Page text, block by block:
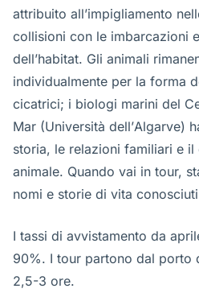
attribuito all’impigliamento
collisioni con le imbarcazioni
dell’habitat. Gli animali
individualmente per la forma
cicatrici; i biologi marini del
Mar (Università dell’Algarve)
storia, le relazioni familiari e
animale. Quando vai in tour,
nomi e storie di vita
I tassi di avvistamento da
90%. I tour partono dal porto
2,5-3 ore.